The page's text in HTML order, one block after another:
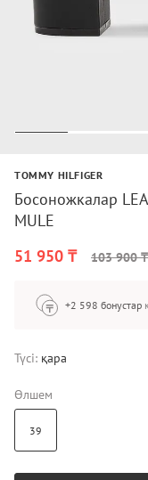
TOMMY HILFIGER
Босоножкалар
MULE
51 950 ₸
103 900 ₸
+2 598 бонустар
Түсі: қара
Өлшем
39